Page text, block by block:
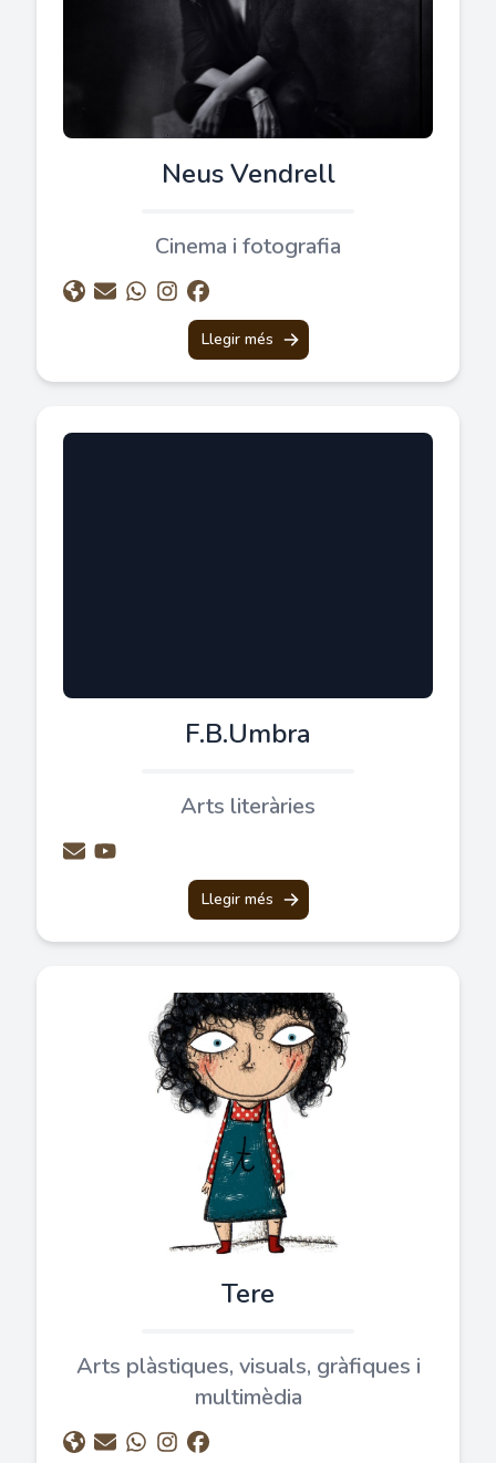
Neus Vendrell
Cinema i fotografia
Llegir més
F.B.Umbra
Arts literàries
Llegir més
Tere
Arts plàstiques, visuals, gràfiques i
multimèdia